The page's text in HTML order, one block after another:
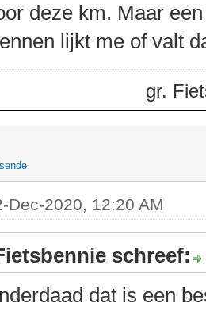
deze km. Maar
lijkt me of valt
gr.
Dec-2020, 12:20 AM
schreef:
dat is een